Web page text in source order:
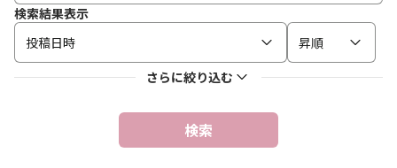
検索結果表示
投稿日時
昇順
さらに絞り込む
検索